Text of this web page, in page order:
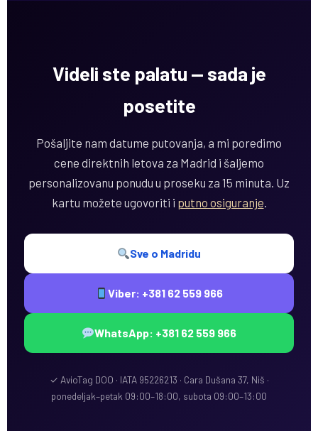
Videli ste palatu — sada je
posetite
Pošaljite nam datume putovanja, a mi poredimo
cene direktnih letova za Madrid i šaljemo
personalizovanu ponudu u proseku za 15 minuta. Uz
kartu možete ugovoriti i putno osiguranje.
Sve o Madridu
Viber: +381 62 559 966
WhatsApp: +381 62 559 966
✓ AvioTag DOO · IATA 95226213 · Cara Dušana 37, Niš ·
ponedeljak–petak 09:00–18:00, subota 09:00–13:00